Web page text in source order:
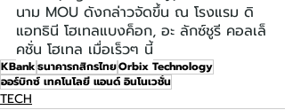
นาม MOU ดังกล่าวจัดขึ้น ณ โรงแรม ดิ
แอทธินี โฮเทลแบงค็อก, อะ ลักซ์ชูรี คอลเล็
คชั่น โฮเทล เมื่อเร็วๆ นี้
KBankธนาคารกสิกรไทยOrbix Technology
ออร์บิกซ์ เทคโนโลยี แอนด์ อินโนเวชั่น
TECH